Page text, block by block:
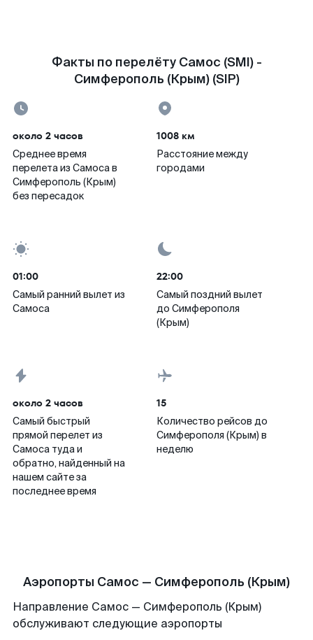
Факты по перелёту Самос (SMI) -
Симферополь (Крым) (SIP)
около 2 часов
Среднее время
перелета из Самоса в
Симферополь (Крым)
без пересадок
1008 км
Расстояние между
городами
01:00
Самый ранний вылет из
Самоса
22:00
Самый поздний вылет
до Симферополя
(Крым)
около 2 часов
Самый быстрый
прямой перелет из
Самоса туда и
обратно, найденный на
нашем сайте за
последнее время
15
Количество рейсов до
Симферополя (Крым) в
неделю
Аэропорты Самос — Симферополь (Крым)
Направление Самос — Симферополь (Крым)
обслуживают следующие аэропорты